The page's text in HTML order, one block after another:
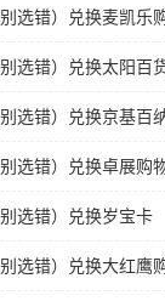
选错）兑换麦凯乐
选错）兑换太阳百
选错）兑换京基百
选错）兑换卓展购
选错）兑换岁宝卡
选错）兑换大红鹰